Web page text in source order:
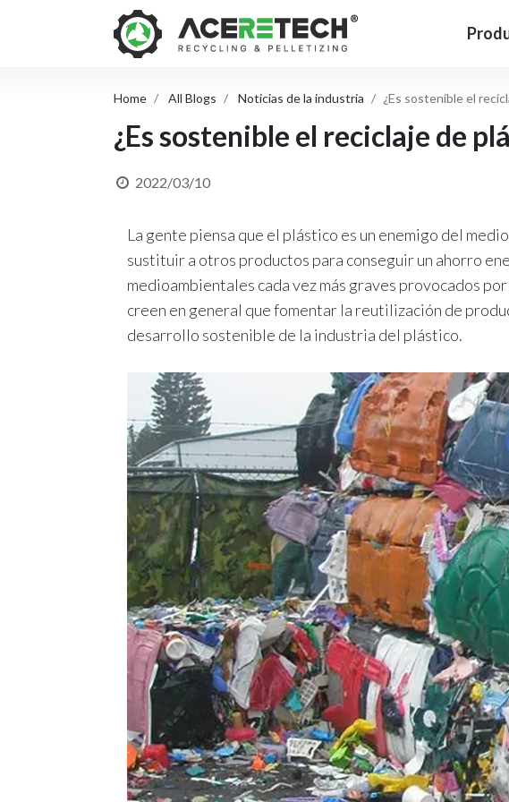
Home All Blogs Noticias de la industria ¿Es sostenible el
¿Es sostenible el reciclaje de
2022/03/10
La gente piensa que el plástico es un enemigo del
sustituir a otros productos para conseguir un ahorro
medioambientales cada vez más graves provocados
creen en general que fomentar la reutilización de
desarrollo sostenible de la industria del plástico.